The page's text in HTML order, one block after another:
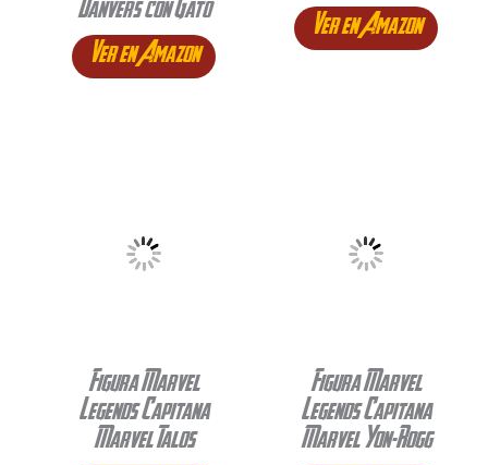
Danvers con Gato
Ver en Amazon
Ver en Amazon
Figura Marvel
Legends Capitana
Marvel Talos
Figura Marvel
Legends Capitana
Marvel Yon-Rogg